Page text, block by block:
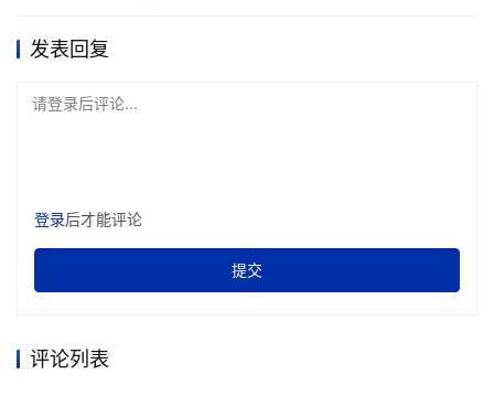
发表回复
请登录后评论...
登录后才能评论
提交
评论列表